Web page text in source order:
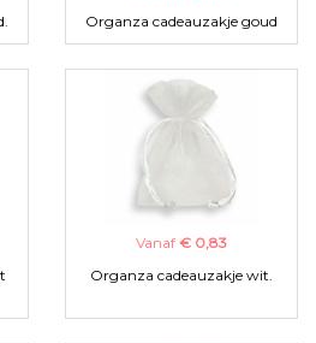
Organza cadeauzakje goud
Vanaf € 0,83
Organza cadeauzakje wit.